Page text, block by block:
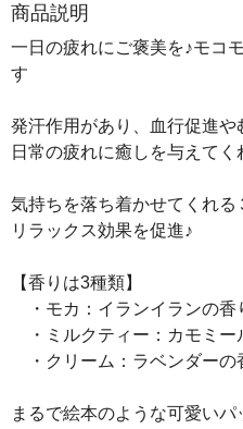
商品説明
一日の疲れにご褒美を♪モコ
す
発汗作用があり、血行促進や
日常の疲れに癒しを与えてく
気持ちを落ち着かせてくれる
リラックス効果を促進♪
【香りは3種類】
・モカ：イランイランの香
・ミルクティー：カモミー
・クリーム：ラベンダーの
まるで絵本のような可愛いパ